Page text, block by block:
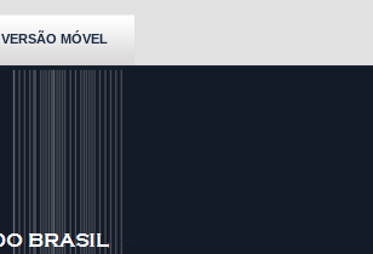
VERSÃO MÓVEL